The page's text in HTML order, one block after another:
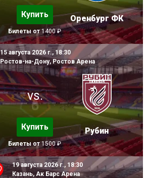
Купить
Билеты от1400 ₽
Оренбург ФК
15 августа 2026 г., 18:30
Ростов-на-Дону, Ростов Арена
vs.
Купить
Билеты от1500 ₽
Рубин
19 августа 2026 г., 18:30
Казань, Ак Барс Арена